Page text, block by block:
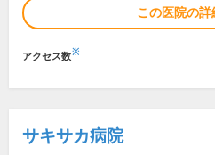
この医院の詳
アクセス数※
サキサカ病院